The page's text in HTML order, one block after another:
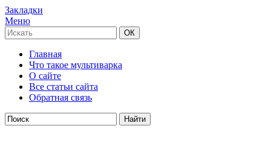
Закладки
Меню
Главная
Что такое мультиварка
О сайте
Все статьи сайта
Обратная связь